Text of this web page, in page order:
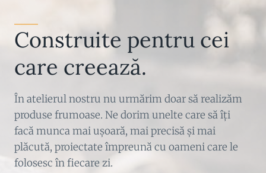
Construite pentru cei
care creează.
În atelierul nostru nu urmărim doar să realizăm
produse frumoase. Ne dorim unelte care să îți
facă munca mai ușoară, mai precisă și mai
plăcută, proiectate împreună cu oameni care le
folosesc în fiecare zi.